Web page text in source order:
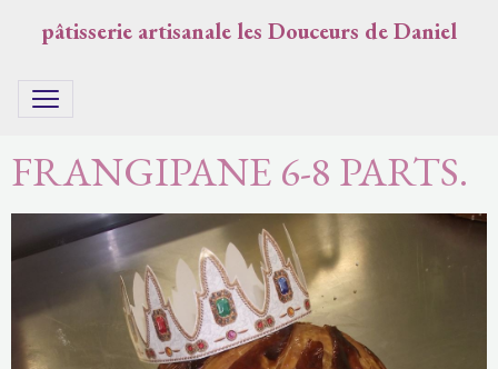
pâtisserie artisanale les Douceurs de Daniel
FRANGIPANE 6-8 PARTS.